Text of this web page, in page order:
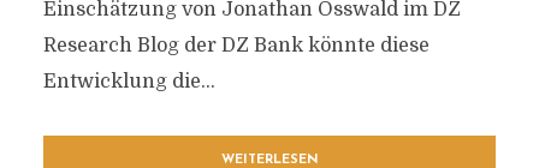
Einschätzung von Jonathan Osswald im DZ
Research Blog der DZ Bank könnte diese
Entwicklung die...
WEITERLESEN